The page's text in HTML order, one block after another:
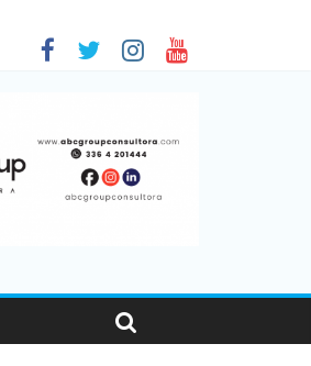
5,9% más que en 2025